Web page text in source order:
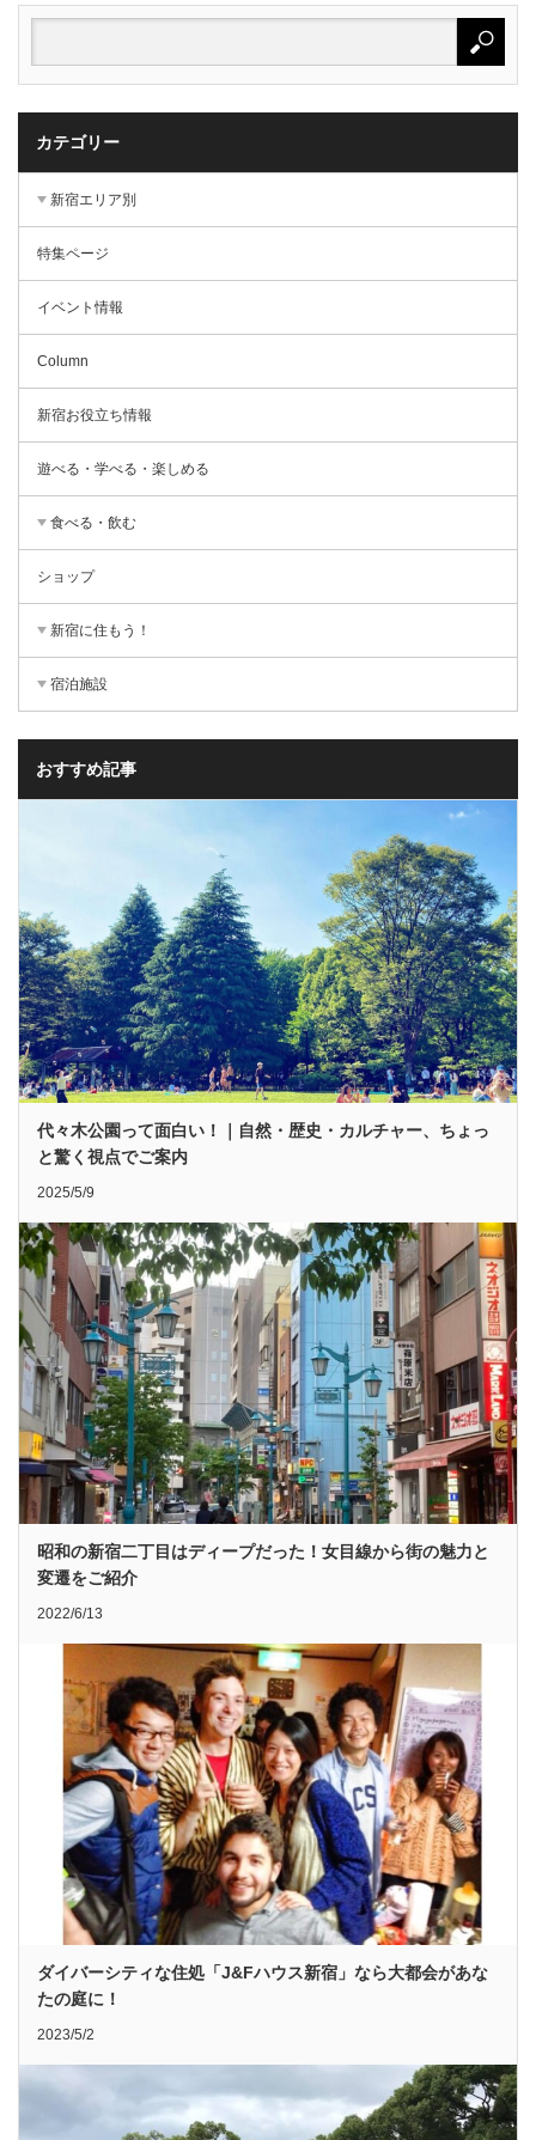
カテゴリー
新宿エリア別
特集ページ
イベント情報
Column
新宿お役立ち情報
遊べる・学べる・楽しめる
食べる・飲む
ショップ
新宿に住もう！
宿泊施設
おすすめ記事
代々木公園って面白い！｜自然・歴史・カルチャー、ちょっ
と驚く視点でご案内
2025/5/9
昭和の新宿二丁目はディープだった！女目線から街の魅力と
変遷をご紹介
2022/6/13
ダイバーシティな住処「J&Fハウス新宿」なら大都会があな
たの庭に！
2023/5/2